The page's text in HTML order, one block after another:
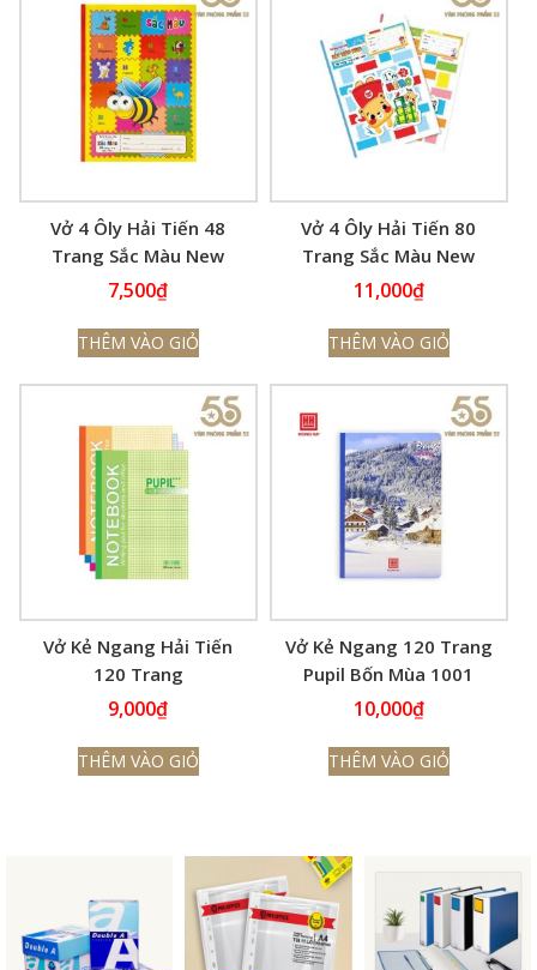
Vở 4 Ôly Hải Tiến 48
Trang Sắc Màu New
7,500₫
THÊM VÀO GIỎ
Vở 4 Ôly Hải Tiến 80
Trang Sắc Màu New
11,000₫
THÊM VÀO GIỎ
Vở Kẻ Ngang Hải Tiến
120 Trang
9,000₫
THÊM VÀO GIỎ
Vở Kẻ Ngang 120 Trang
Pupil Bốn Mùa 1001
10,000₫
THÊM VÀO GIỎ